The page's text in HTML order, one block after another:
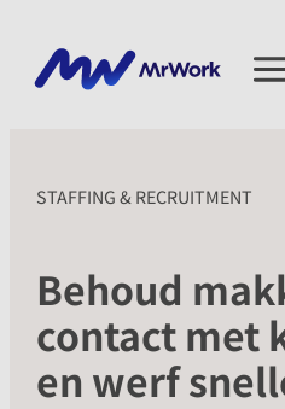
STAFFING & RECRUITMENT
Behoud
contact met
en werf